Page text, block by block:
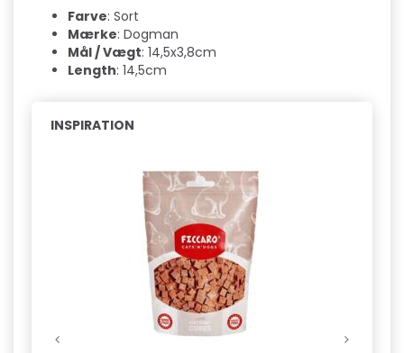
Farve: Sort
Mærke: Dogman
Mål / Vægt: 14,5x3,8cm
Length: 14,5cm
INSPIRATION